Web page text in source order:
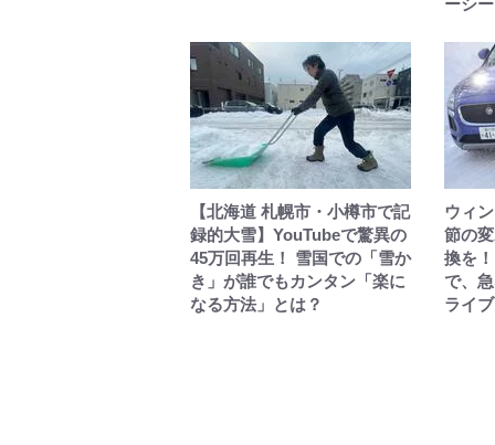
ーシ
【北海道 札幌市・小樽市で記
録的大雪】YouTubeで驚異の
45万回再生！ 雪国での「雪か
き」が誰でもカンタン「楽に
なる方法」とは？
ウィ
節の
換を
で、
ライブ